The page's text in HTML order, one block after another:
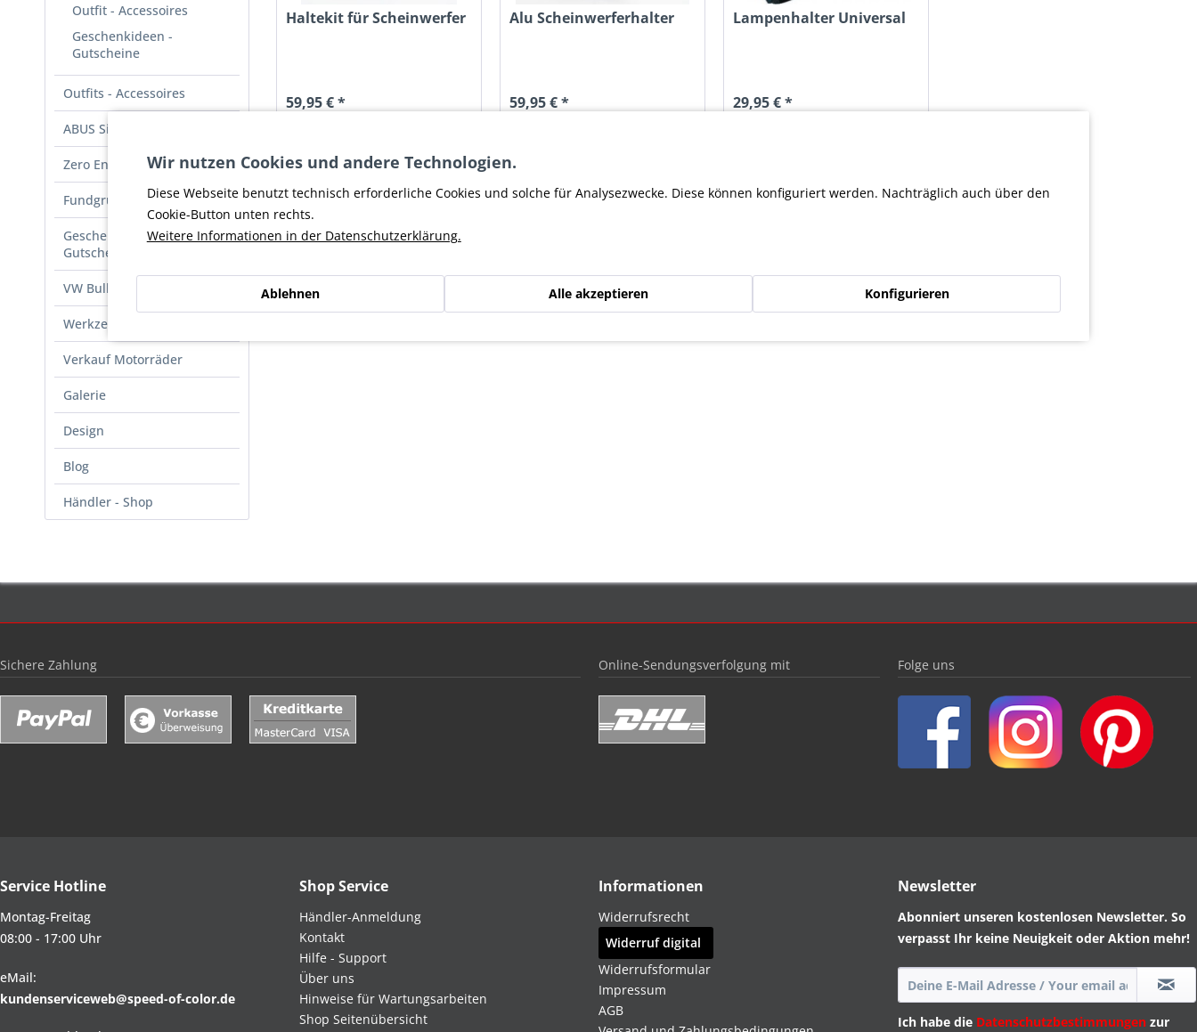
Outfit - Accessoires
Geschenkideen -
Gutscheine
Outfits - Accessoires
ABUS Sicherheit
Zero Engineering Parts
Fundgrube
Geschenkideen -
Gutscheine
VW Bulli Parts
Werkzeug-Öl-Lack-Bücher
Verkauf Motorräder
Galerie
Design
Blog
Händler - Shop
Haltekit für Scheinwerfer
59,95 € *
Alu Scheinwerferhalter
59,95 € *
Lampenhalter Universal
29,95 € *
Sichere Zahlung Online-Sendungsverfolgung mit Folge uns
Service Hotline
Montag-Freitag
08:00 - 17:00 Uhr
eMail:
kundenserviceweb@speed-of-color.de
Shop Service
Händler-Anmeldung
Kontakt
Hilfe - Support
Über uns
Hinweise für Wartungsarbeiten
Shop Seitenübersicht
Informationen
Widerrufsrecht
Widerruf digital
Widerrufsformular
Impressum
AGB
Newsletter
Abonniert unseren kostenlosen Newsletter. So
verpasst Ihr keine Neuigkeit oder Aktion mehr!
Ich habe die Datenschutzbestimmungen zur
Wir nutzen Cookies und andere Technologien.
Diese Webseite benutzt technisch erforderliche Cookies und solche für Analysezwecke. Diese können konfiguriert werden. Nachträglich auch über den
Cookie-Button unten rechts.
Weitere Informationen in der Datenschutzerklärung.
Ablehnen Alle akzeptieren Konfigurieren